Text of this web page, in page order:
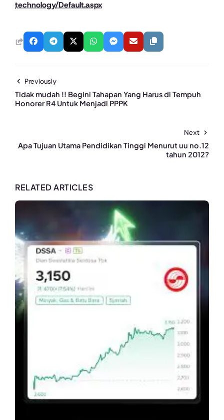
technology/Default.aspx
Previously
Tidak mudah !! Begini Tahapan Yang Harus di Tempuh
Honorer R4 Untuk Menjadi PPPK
Next
Apa Tujuan Utama Pendidikan Tinggi Menurut uu no.12
tahun 2012?
RELATED ARTICLES